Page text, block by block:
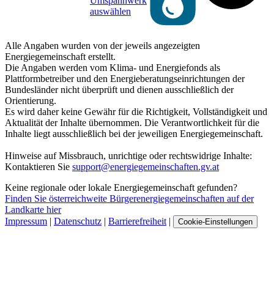
auswählen
Alle Angaben wurden von der jeweils angezeigten
Energiegemeinschaft erstellt.
Die Angaben werden vom Klima- und Energiefonds als
Plattformbetreiber und den Energieberatungseinrichtungen der
Bundesländer nicht überprüft und dienen ausschließlich der
Orientierung.
Es wird daher keine Gewähr für die Richtigkeit, Vollständigkeit und
Aktualität der Inhalte übernommen. Die Verantwortlichkeit für die
Inhalte liegt ausschließlich bei der jeweiligen Energiegemeinschaft.
Hinweise auf Missbrauch, unrichtige oder rechtswidrige Inhalte:
Kontaktieren Sie support@energiegemeinschaften.gv.at
Keine regionale oder lokale Energiegemeinschaft gefunden?
Finden Sie österreichweite Bürgerenergiegemeinschaften auf der
Landkarte hier
Impressum | Datenschutz | Barrierefreiheit | Cookie-Einstellungen